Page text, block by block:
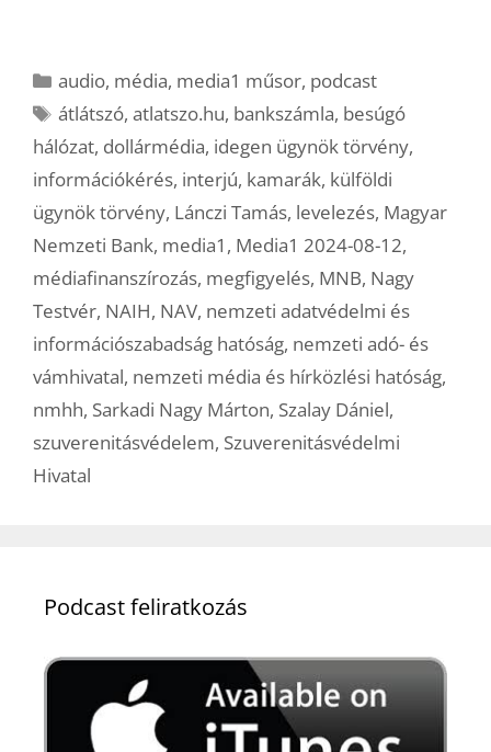
Kategória
audio, média, media1 műsor, podcast
Címkék
átlátszó,atlatszo.hu, bankszámla, besúgó
hálózat, dollármédia, idegen ügynök törvény,
információkérés, interjú, kamarák, külföldi
ügynök törvény, Lánczi Tamás, levelezés, Magyar
Nemzeti Bank, media1 , Media1 2024-08-12,
médiafinanszírozás, megfigyelés, MNB, Nagy
Testvér, NAIH, NAV, nemzeti adatvédelmi és
információszabadság hatóság, nemzeti adó- és
vámhivatal, nemzeti média és hírközlési hatóság,
nmhh, Sarkadi Nagy Márton, Szalay Dániel,
szuverenitásvédelem, Szuverenitásvédelmi
Hivatal
Podcast feliratkozás